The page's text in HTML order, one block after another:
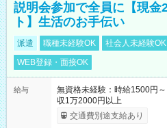
説明会参加で全員に【現金
ト】生活のお手伝い
派遣 職種未経験OK 社会人未経験OK
WEB登録・面接OK
給与
無資格未経験：時給1500
収1万2000円以上
交通費別途支給あり